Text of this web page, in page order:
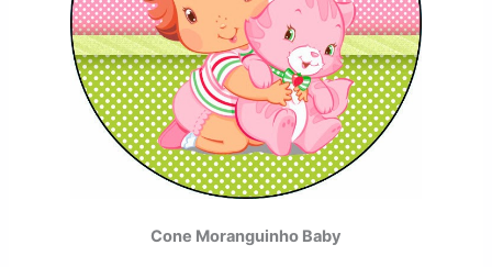
Cone Moranguinho Baby